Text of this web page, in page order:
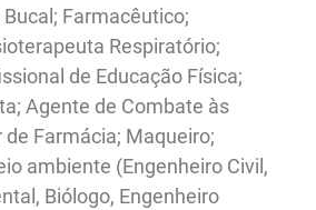
Farmacêutico;
Respiratório;
de Educação Física;
Agente de Combate às
de Farmácia; Maqueiro;
ambiente (Engenheiro Civil,
Biólogo, Engenheiro